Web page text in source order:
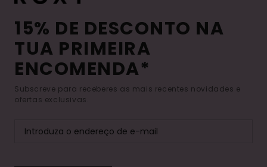
15% DE DESCONTO NA
TUA PRIMEIRA
ENCOMENDA*
Subscreve para receberes as mais recentes novidades e
ofertas exclusivas.